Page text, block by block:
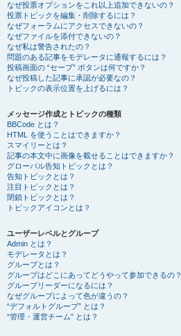
なぜ投票オプションをこれ以上追加できないの？
投票トピックを編集・削除するには？
なぜフォーラムにアクセスできないの？
なぜファイルを添付できないの？
なぜ私は警告されたの？
問題のある記事をモデレータに通報するには？
投稿画面の “セーブ” ボタンは何ですか？
なぜ投稿した記事に承認が必要なの？
トピックの表示位置を上げるには？
メッセージ作成とトピックの種類
BBCode とは？
HTML を使うことはできますか？
スマイリーとは？
記事の本文中に画像を載せることはできますか？
グローバル告知トピックとは？
告知トピックとは？
注目トピックとは？
閉鎖トピックとは？
トピックアイコンとは？
ユーザーレベルとグループ
Admin とは？
モデレータとは？
グループとは？
グループはどこにあってどうやって参加できるの？
グループリーダーになるには？
なぜグループによって色が違うの？
“デフォルトグループ” とは？
“管理・運営チーム” とは？